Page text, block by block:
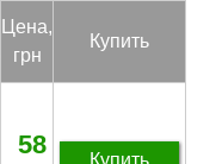
Цена,
грн
Купить
58